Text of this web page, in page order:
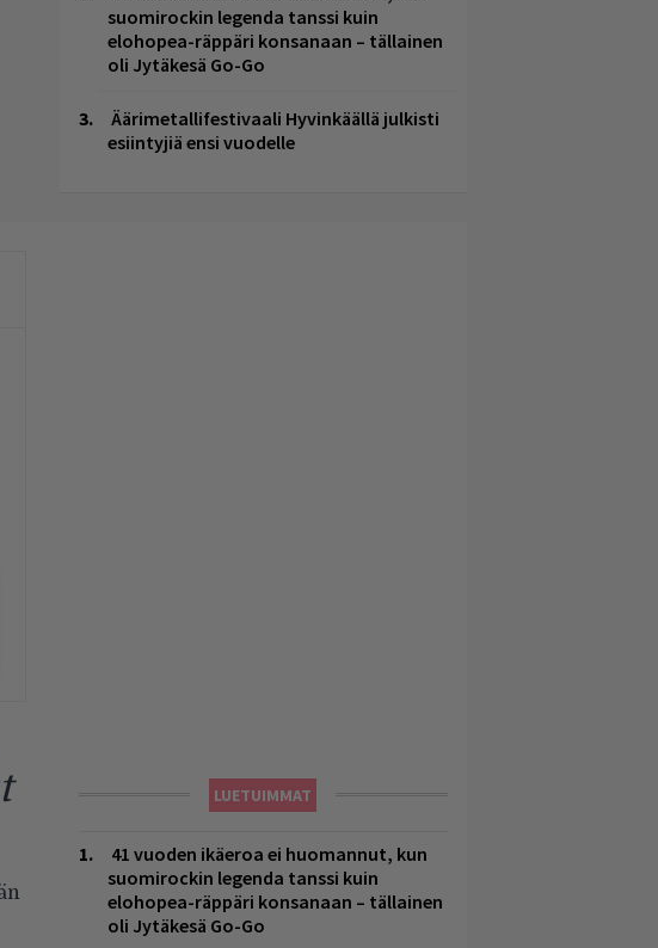
suomirockin legenda tanssi kuin
elohopea-räppäri konsanaan – tällainen
oli Jytäkesä Go-Go
Äärimetallifestivaali Hyvinkäällä julkisti
esiintyjiä ensi vuodelle
LUETUIMMAT
41 vuoden ikäeroa ei huomannut, kun
suomirockin legenda tanssi kuin
elohopea-räppäri konsanaan – tällainen
oli Jytäkesä Go-Go